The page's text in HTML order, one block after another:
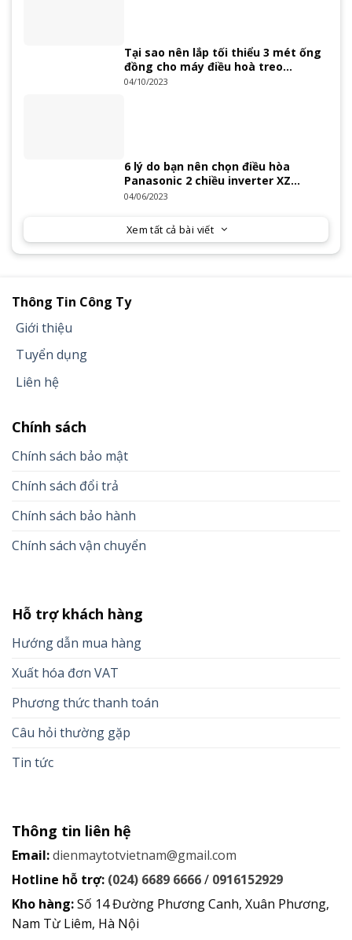
Tại sao nên lắp tối thiểu 3 mét ống
đồng cho máy điều hoà treo
tường?
04/10/2023
6 lý do bạn nên chọn điều hòa
Panasonic 2 chiều inverter XZ
Series 2023
04/06/2023
Xem tất cả bài viết
Thông Tin Công Ty
Giới thiệu
Tuyển dụng
Liên hệ
Chính sách
Chính sách bảo mật
Chính sách đổi trả
Chính sách bảo hành
Chính sách vận chuyển
Hỗ trợ khách hàng
Hướng dẫn mua hàng
Xuất hóa đơn VAT
Phương thức thanh toán
Câu hỏi thường gặp
Tin tức
Thông tin liên hệ
Email:dienmaytotvietnam@gmail.com
Hotline hỗ trợ: (024) 6689 6666/ 0916152929
Kho hàng:Số 14 Đường Phương Canh, Xuân Phương,
Nam Từ Liêm, Hà Nội